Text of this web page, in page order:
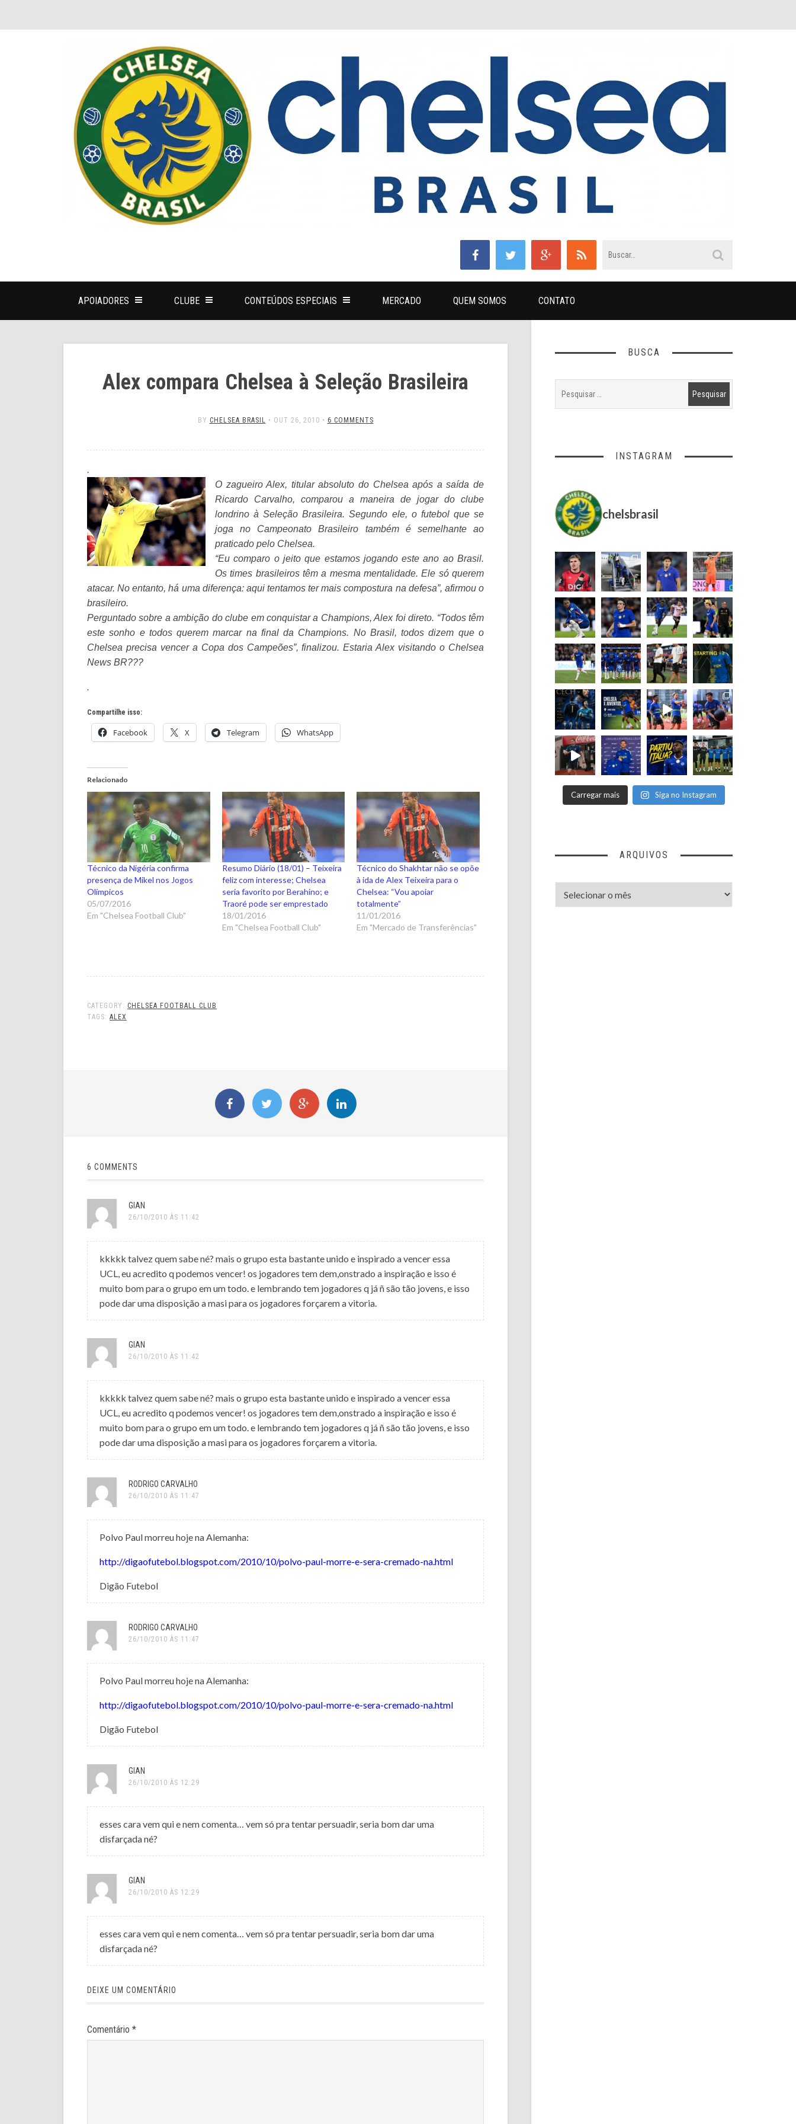
APOIADORES CLUBE CONTEÚDOS ESPECIAIS MERCADO QUEM SOMOS CONTATO
Alex compara Chelsea à Seleção Brasileira
BY CHELSEA BRASIL • OUT 26, 2010 • 6 COMMENTS
.
O zagueiro Alex, titular absoluto do Chelsea após a saída de
Ricardo Carvalho, comparou a maneira de jogar do clube
londrino à Seleção Brasileira. Segundo ele, o futebol que se
joga no Campeonato Brasileiro também é semelhante ao
praticado pelo Chelsea.
“Eu comparo o jeito que estamos jogando este ano ao Brasil.
Os times brasileiros têm a mesma mentalidade. Ele só querem
atacar. No entanto, há uma diferença: aqui tentamos ter mais compostura na defesa”, afirmou o
brasileiro.
Perguntado sobre a ambição do clube em conquistar a Champions, Alex foi direto. “Todos têm
este sonho e todos querem marcar na final da Champions. No Brasil, todos dizem que o
Chelsea precisa vencer a Copa dos Campeões”, finalizou. Estaria Alex visitando o Chelsea
News BR???
.
Compartilhe isso:
Facebook X Telegram WhatsApp
Relacionado
Técnico da Nigéria confirma
presença de Mikel nos Jogos
Olímpicos
05/07/2016
Em "Chelsea Football Club"
Resumo Diário (18/01) – Teixeira
feliz com interesse; Chelsea
seria favorito por Berahino; e
Traoré pode ser emprestado
18/01/2016
Em "Chelsea Football Club"
Técnico do Shakhtar não se opõe
à ida de Alex Teixeira para o
Chelsea: “Vou apoiar
totalmente”
11/01/2016
Em "Mercado de Transferências"
CATEGORY: CHELSEA FOOTBALL CLUB
TAGS: ALEX
6 COMMENTS
GIAN
26/10/2010 ÀS 11:42
kkkkk talvez quem sabe né? mais o grupo esta bastante unido e inspirado a vencer essa
UCL, eu acredito q podemos vencer! os jogadores tem dem,onstrado a inspiração e isso é
muito bom para o grupo em um todo. e lembrando tem jogadores q já ñ são tão jovens, e isso
pode dar uma disposição a masi para os jogadores forçarem a vitoria.
GIAN
26/10/2010 ÀS 11:42
kkkkk talvez quem sabe né? mais o grupo esta bastante unido e inspirado a vencer essa
UCL, eu acredito q podemos vencer! os jogadores tem dem,onstrado a inspiração e isso é
muito bom para o grupo em um todo. e lembrando tem jogadores q já ñ são tão jovens, e isso
pode dar uma disposição a masi para os jogadores forçarem a vitoria.
RODRIGO CARVALHO
26/10/2010 ÀS 11:47
Polvo Paul morreu hoje na Alemanha:
http://digaofutebol.blogspot.com/2010/10/polvo-paul-morre-e-sera-cremado-na.html
Digão Futebol
RODRIGO CARVALHO
26/10/2010 ÀS 11:47
Polvo Paul morreu hoje na Alemanha:
http://digaofutebol.blogspot.com/2010/10/polvo-paul-morre-e-sera-cremado-na.html
Digão Futebol
GIAN
26/10/2010 ÀS 12:29
esses cara vem qui e nem comenta… vem só pra tentar persuadir, seria bom dar uma
disfarçada né?
GIAN
26/10/2010 ÀS 12:29
esses cara vem qui e nem comenta… vem só pra tentar persuadir, seria bom dar uma
disfarçada né?
DEIXE UM COMENTÁRIO
Comentário *
BUSCA
INSTAGRAM
chelsbrasil
Carregar mais Siga no Instagram
ARQUIVOS